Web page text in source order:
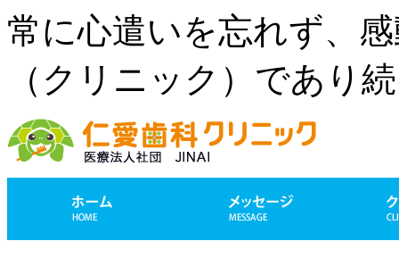
常に心遣いを忘れず、
（クリニック）であり